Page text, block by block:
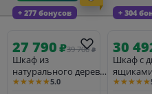
+ 277 бонусов
27 790₽39 700 ₽
Шкаф из
натурального дерева
Арль книжный /
★★★★★5.0
+ 304
30
Шкаф с
книжный
★★★★★